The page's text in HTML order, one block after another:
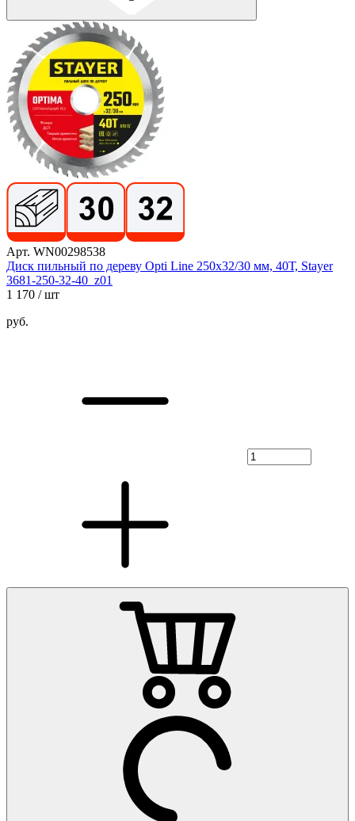
Арт. WN00298538
Диск пильный по дереву Opti Line 250x32/30 мм, 40Т, Stayer
3681-250-32-40_z01
1 170 / шт
руб.